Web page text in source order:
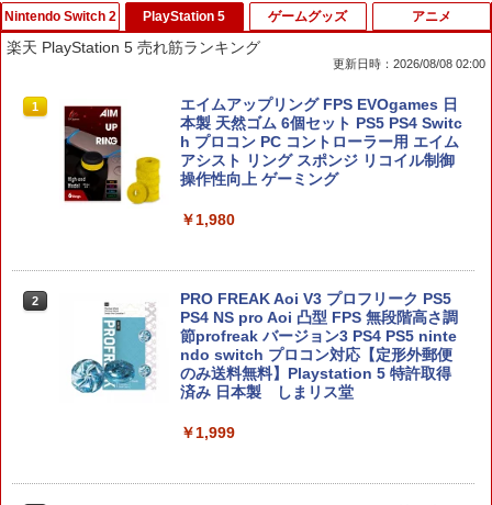
Nintendo Switch 2
1
【10%OFFクーポン配布中】【365日完
全保証】 Nintendo Switch2 保護フィル
ム 任天堂 Switch2 フィルム スイッチ2
保護フィルム ブルーライトカット 7.9イ
ンチ 10H ガラスザムライ 液晶保護フィ
【新品】【NS2H】ゲーム用セパレート
型クリアケース リラックマ[在庫品]
￥1,910
PlayStation 5
楽天 PlayStation 5 売れ筋ランキング
更新日時：2026/08/08 02:00
1
エイムアップリング FPS EVOgames 日
本製 天然ゴム 6個セット PS5 PS4 Switc
h プロコン PC コントローラー用 エイム
アシスト リング スポンジ リコイル制御
操作性向上 ゲーミング
￥1,980
2
PRO FREAK Aoi V3 プロフリーク PS5
PS4 NS pro Aoi 凸型 FPS 無段階高さ調
節profreak バージョン3 PS4 PS5 ninte
ndo switch プロコン対応【定形外郵便
のみ送料無料】Playstation 5 特許取得
済み 日本製 しまリス堂
￥1,999
ゲームグッズ アニメ